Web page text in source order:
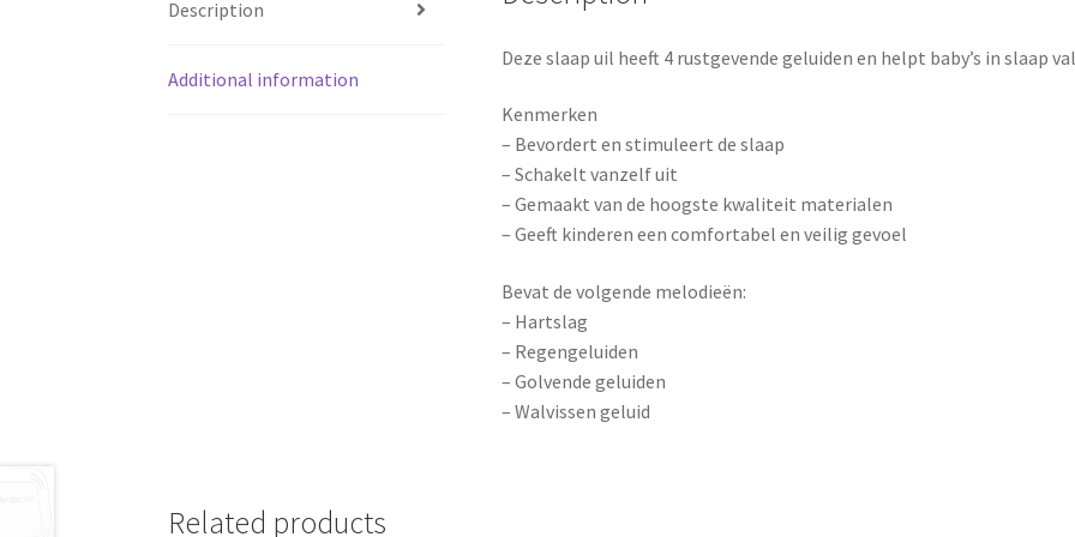
o e
t
Description
Additional information
Deze slaap uil heeft 4 rustgevende geluiden en helpt baby’s in slaap
Kenmerken
– Bevordert en stimuleert de slaap
– Schakelt vanzelf uit
– Gemaakt van de hoogste kwaliteit materialen
– Geeft kinderen een comfortabel en veilig gevoel
Bevat de volgende melodieën:
– Hartslag
– Regengeluiden
– Golvende geluiden
– Walvissen geluid
Related products